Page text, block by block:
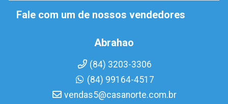
Fale com um de nossos vendedores
Abrahao
(84) 3203-3306
(84) 99164-4517
vendas5@casanorte.com.br